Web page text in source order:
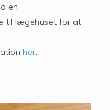
en
til lægehuset for at
her.